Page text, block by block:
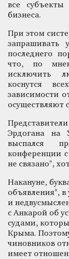
все субъекты
бизнеса.
При этом
запрашивать
последнего
что, по
исключить
коснутся
зависимости
осуществляют
Эрдогана на
выспался
конференции
не связано",
Накануне,
объявления", в
и
с Анкарой об
судами,
Крыма.
чиновников
имеет